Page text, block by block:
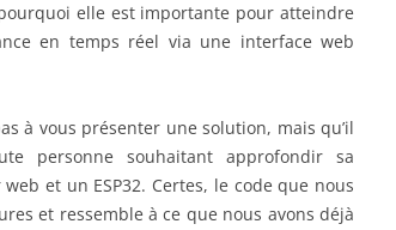
elle est importante pour atteindre
en temps réel via une interface web
à vous présenter une solution, mais qu’il
personne souhaitant approfondir sa
et un ESP32. Certes, le code que nous
et ressemble à ce que nous avons déjà